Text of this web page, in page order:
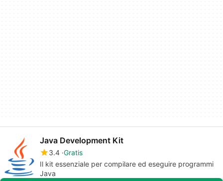
Java Development Kit
3.4 Gratis
Il kit essenziale per compilare ed eseguire programmi
Java